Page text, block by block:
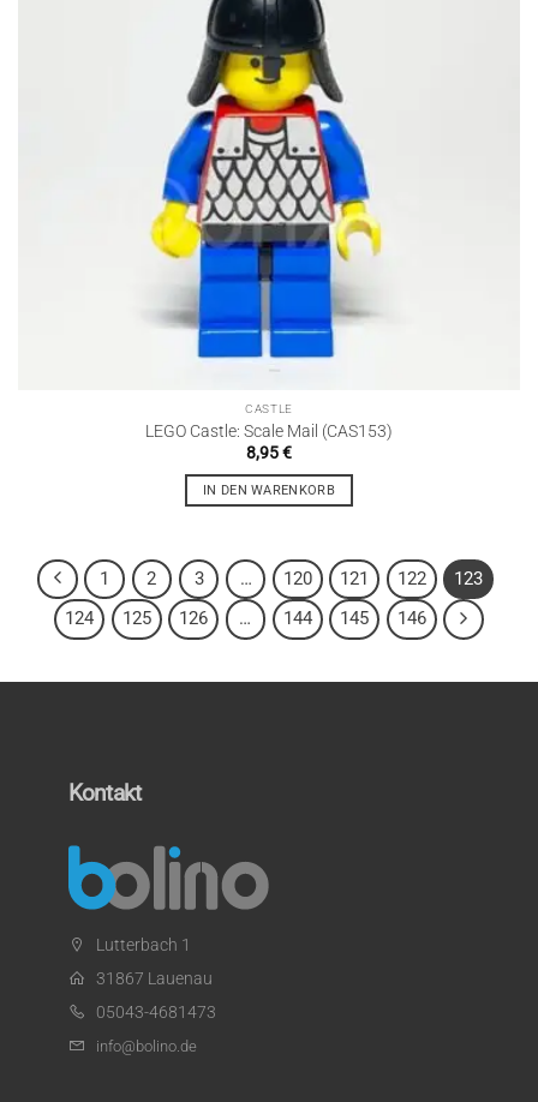
CASTLE
LEGO Castle: Scale Mail (CAS153)
8,95€
IN DEN WARENKORB
1 2 3 … 120 121 122
123
124
125 126 … 144 145 146
Kontakt
Lutterbach 1
31867 Lauenau
05043-4681473
info@bolino.de